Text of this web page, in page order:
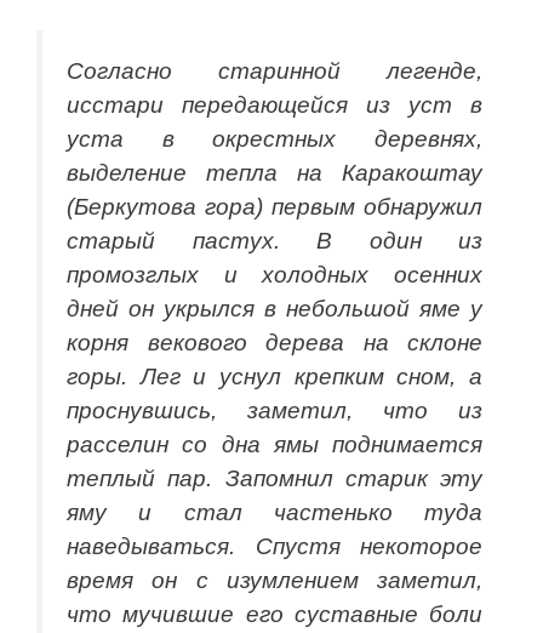
Согласно старинной легенде,
исстари передающейся из уст в
уста в окрестных деревнях,
выделение тепла на Каракоштау
(Беркутова гора) первым обнаружил
старый пастух. В один из
промозглых и холодных осенних
дней он укрылся в небольшой яме у
корня векового дерева на склоне
горы. Лег и уснул крепким сном, а
проснувшись, заметил, что из
расселин со дна ямы поднимается
теплый пар. Запомнил старик эту
яму и стал частенько туда
наведываться. Спустя некоторое
время он с изумлением заметил,
что мучившие его суставные боли